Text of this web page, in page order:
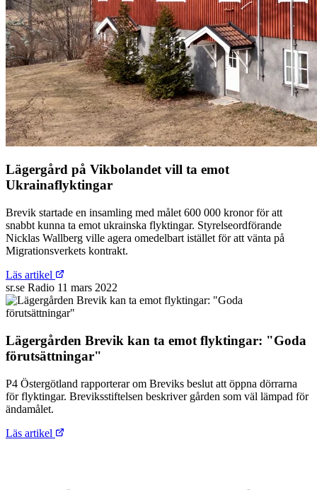
Lägergård på Vikbolandet vill ta emot
Ukrainaflyktingar
Brevik startade en insamling med målet 600 000 kronor för att
snabbt kunna ta emot ukrainska flyktingar. Styrelseordförande
Nicklas Wallberg ville agera omedelbart istället för att vänta på
Migrationsverkets kontrakt.
Läs artikel
sr.se Radio 11 mars 2022
Lägergården Brevik kan ta emot flyktingar: "Goda
förutsättningar"
P4 Östergötland rapporterar om Breviks beslut att öppna dörrarna
för flyktingar. Breviksstiftelsen beskriver gården som väl lämpad för
ändamålet.
Läs artikel